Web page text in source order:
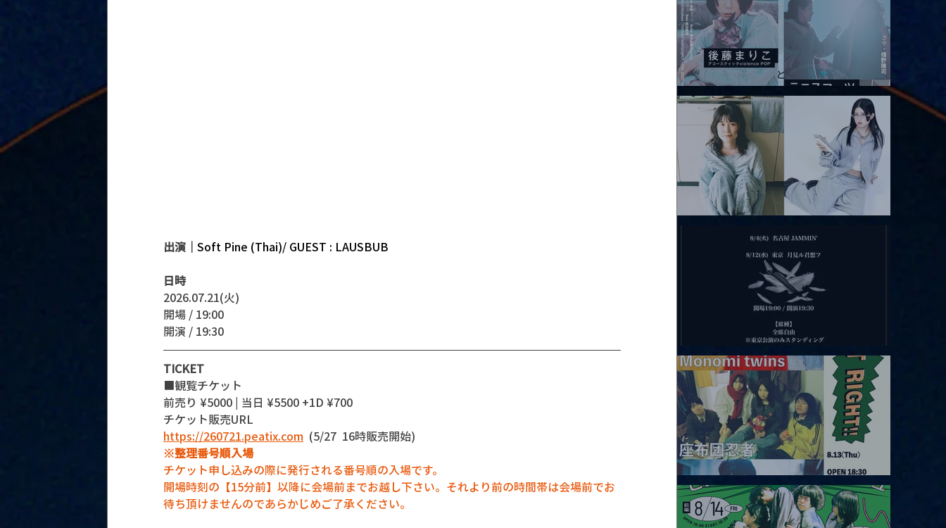
出演｜ Soft Pine (Thai)/ GUEST : LAUSBUB
日時
2026.07.21(火)
開場 / 19:00
開演 / 19:30
TICKET
■観覧チケット
前売り ¥5000 | 当日 ¥5500 +1D ¥700
チケット販売URL
https://260721.peatix.com (5/27  16時販売開始)
※整理番号順入場
チケット申し込みの際に発行される番号順の入場です。
開場時刻の【15分前】以降に会場前までお越し下さい。それより前の時間帯は会場前でお
待ち頂けませんのであらかじめご了承ください。
2026.08.10 |【観覧】「巷のmyストーリー/風の憶測1～後藤まりこ
アコースティックviolence POPとテニスコーツ」
2026.08.12 |【観覧】田澤孝介 ソロワンマン 「Ballad Box 2026」
2026.08.13 |【観覧】JUST RIGHT!! vol.26